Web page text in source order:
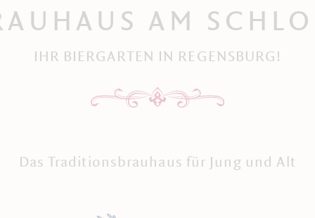
AM
IHR BIERGARTEN IN REGENSBURG!
Das Traditionsbrauhaus für Jung und Alt